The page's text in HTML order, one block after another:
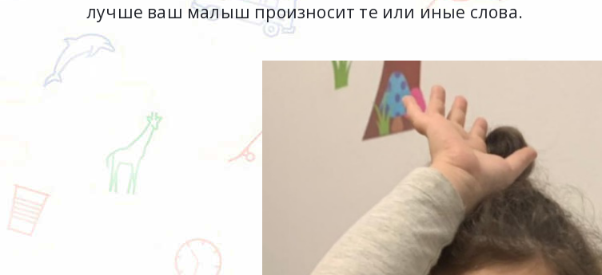
лучше ваш малыш произносит те или иные слова.